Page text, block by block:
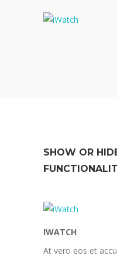
SHOW OR
IWATCH
At vero eos et